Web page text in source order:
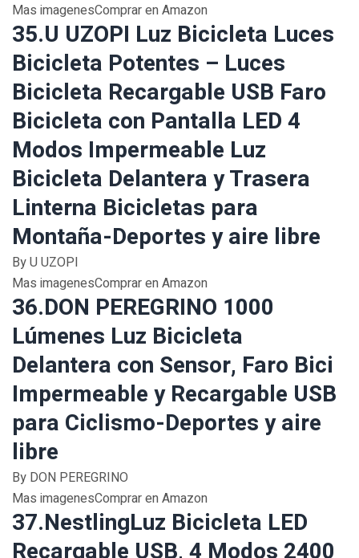
Mas imagenesComprar en Amazon
35.U UZOPI Luz Bicicleta Luces
Bicicleta Potentes – Luces
Bicicleta Recargable USB Faro
Bicicleta con Pantalla LED 4
Modos Impermeable Luz
Bicicleta Delantera y Trasera
Linterna Bicicletas para
Montaña-Deportes y aire libre
By U UZOPI
Mas imagenesComprar en Amazon
36.DON PEREGRINO 1000
Lúmenes Luz Bicicleta
Delantera con Sensor, Faro Bici
Impermeable y Recargable USB
para Ciclismo-Deportes y aire
libre
By DON PEREGRINO
Mas imagenesComprar en Amazon
37.NestlingLuz Bicicleta LED